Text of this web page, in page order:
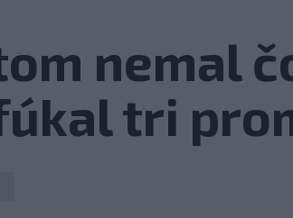
nemal
tri